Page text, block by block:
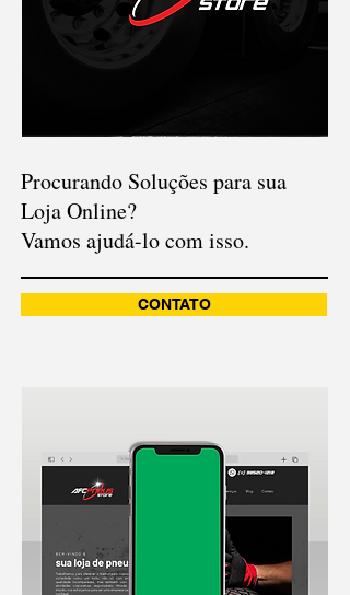
Procurando Soluções para sua
Loja Online?
Vamos ajudá-lo com isso.
CONTATO